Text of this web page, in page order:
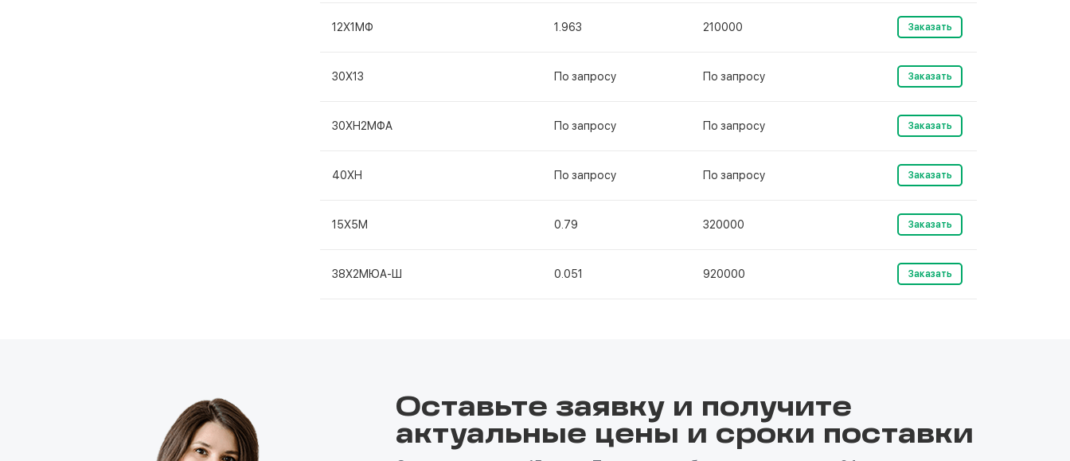
12Х1МФ 1.963 210000 Заказать
30Х13 По запросу По запросу Заказать
30ХН2МФА По запросу По запросу Заказать
40ХН По запросу По запросу Заказать
15Х5М 0.79 320000 Заказать
38Х2МЮА-Ш 0.051 920000 Заказать
Оставьте заявку и получите
актуальные цены и сроки поставки